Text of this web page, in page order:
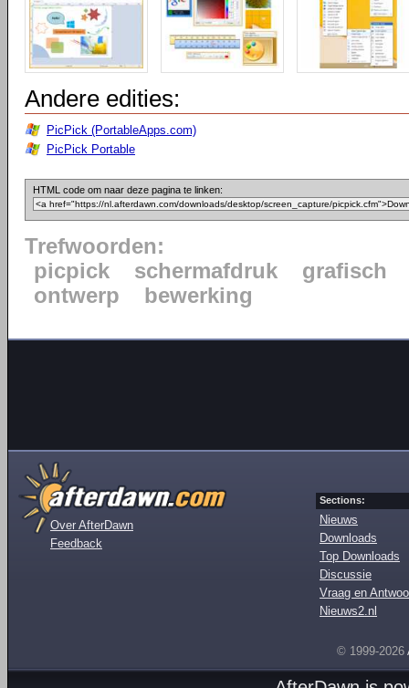
Andere edities:
PicPick (PortableApps.com)
PicPick Portable
HTML code om naar deze pagina te linken:
Trefwoorden:
picpick
schermafdruk
grafisch
ontwerp
bewerking
Over AfterDawn
Feedback
Sections:
Nieuws
Downloads
Top Downloads
Discussie
Vraag en
Nieuws2.nl
© 1999-2026